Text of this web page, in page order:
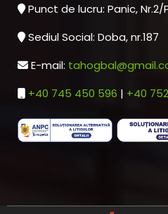
Punct de lucru: Panic,
Sediul Social: Doba, nr.187
E-mail:
+40 745 450 596 | +40